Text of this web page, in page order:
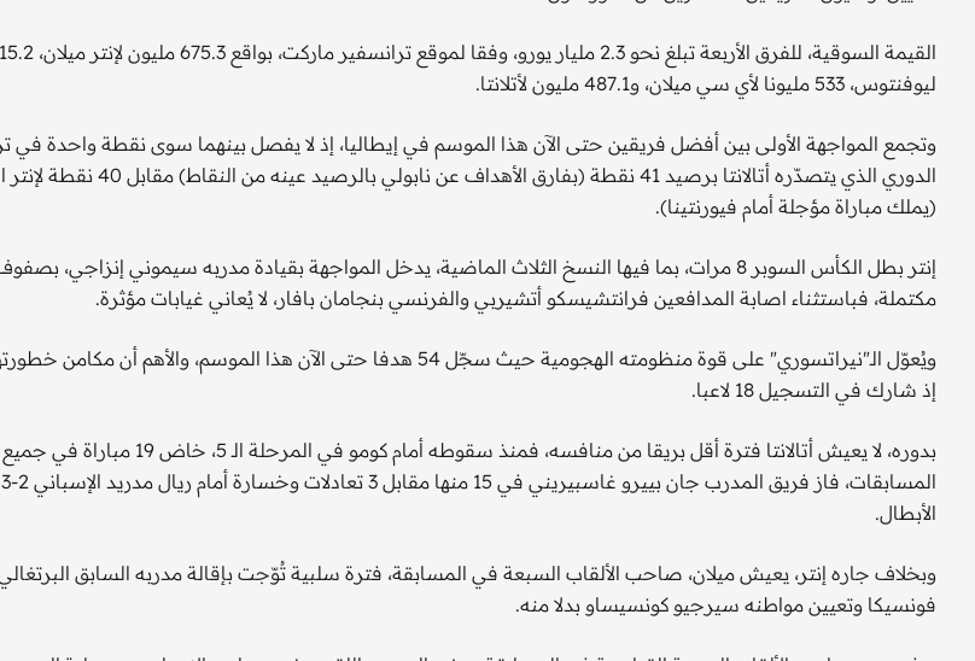
ليوفنتوس، 533 مليونا لأي سي ميلان، و487.1 مليون لأتلانتا.
وتجمع المواجهة الأولى بين أفضل فريقين حتى الآن هذا الموسم في إيطاليا، إذ لا يفصل بينهما سوى نقطة واحدة في
الدوري الذي يتصدّره أتالانتا برصيد 41 نقطة (بفارق الأهداف عن نابولي بالرصيد
(يملك مباراة مؤجلة أمام فيورنتينا).
إنتر بطل الكأس السوبر 8 مرات، بما فيها النسخ الثلاث الماضية، يدخل المواجهة بقيادة مدربه سيموني إنزاجي،
مكتملة، فباستثناء اصابة المدافعين فرانتشيسكو أتشيربي والفرنسي بنجامان بافار، لا يُعاني غيابات مؤثرة.
ويُعوّل الـ"نيراتسوري" على قوة منظومته الهجومية حيث سجّل 54 هدفا حتى الآن هذا الموسم، والأهم أن
إذ شارك في التسجيل 18 لاعبا.
بدوره، لا يعيش أتالانتا فترة أقل بريقا من منافسه، فمنذ سقوطه أمام كومو في المرحلة الـ 5، خاض 19 مباراة في جميع
الأبطال.
وبخلاف جاره إنتر، يعيش ميلان، صاحب الألقاب السبعة في المسابقة، فترة سلبية تُوّجت بإقالة مدربه السابق البرتغالي
فونسيكا وتعيين مواطنه سيرجيو كونسيساو بدلا منه.